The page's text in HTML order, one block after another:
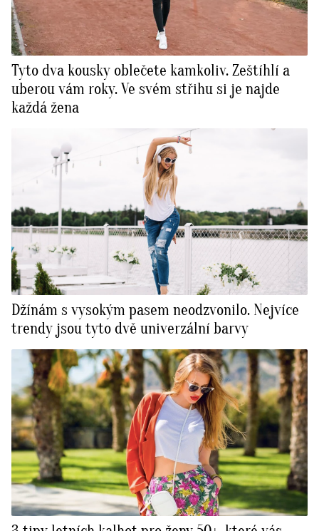
Tyto dva kousky oblečete kamkoliv. Zeštíhlí a
uberou vám roky. Ve svém střihu si je najde
každá žena
Džínám s vysokým pasem neodzvonilo. Nejvíce
trendy jsou tyto dvě univerzální barvy